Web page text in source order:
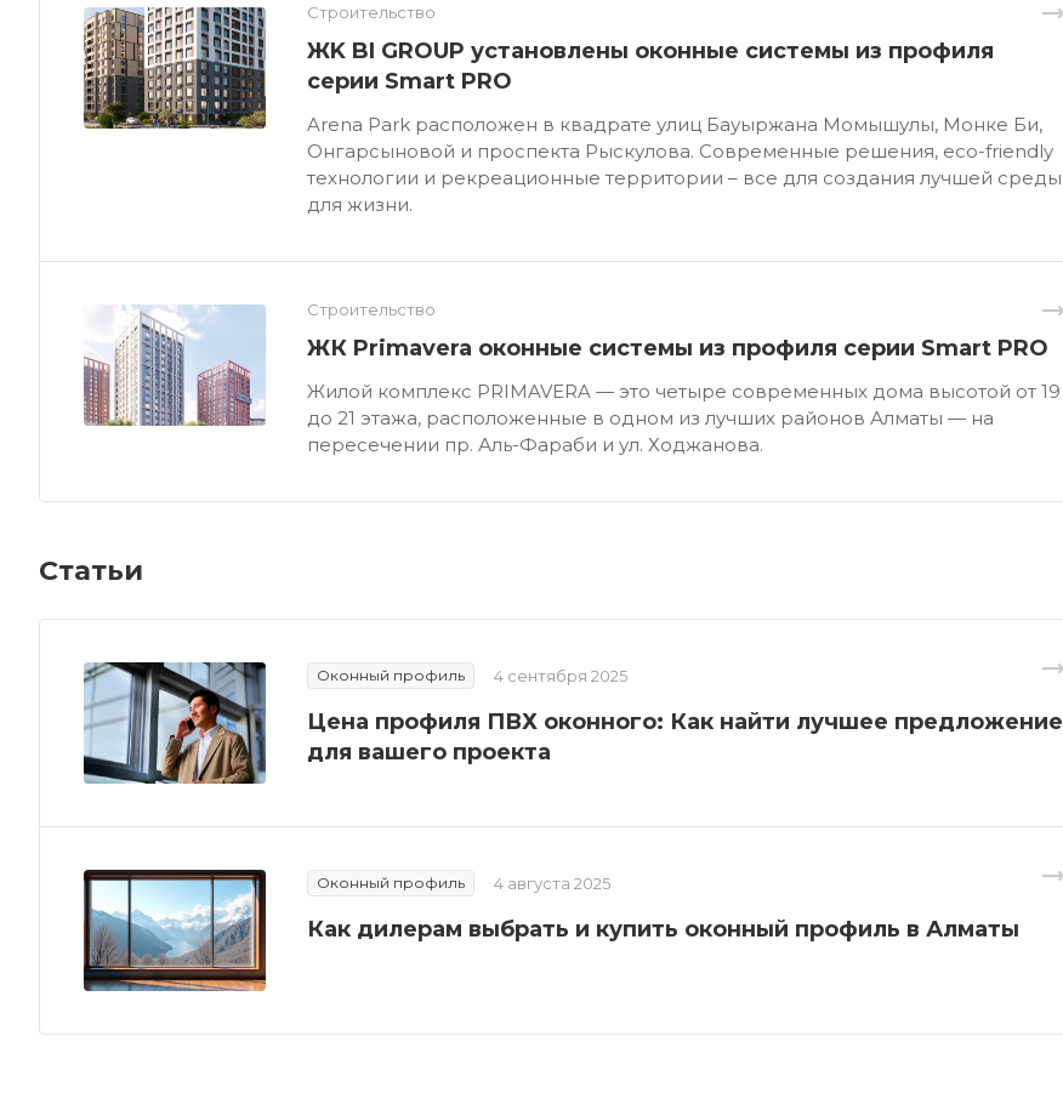
Строительство
ЖK BI GROUP установлены оконные системы из профиля
серии Smart PRO
Arena Park расположен в квадрате улиц Бауыржана Момышулы, Монке Би,
Онгарсыновой и проспекта Рыскулова. Современные решения, eco-friendly
технологии и рекреационные территории – все для создания лучшей среды
для жизни.
Строительство
ЖК Primavera оконные системы из профиля серии Smart PRO
Жилой комплекс PRIMAVERA — это четыре современных дома высотой от 19
до 21 этажа, расположенные в одном из лучших районов Алматы — на
пересечении пр. Аль-Фараби и ул. Ходжанова.
Статьи
Оконный профиль 4 сентября 2025
Цена профиля ПВХ оконного: Как найти лучшее предложение
для вашего проекта
Оконный профиль 4 августа 2025
Как дилерам выбрать и купить оконный профиль в Алматы